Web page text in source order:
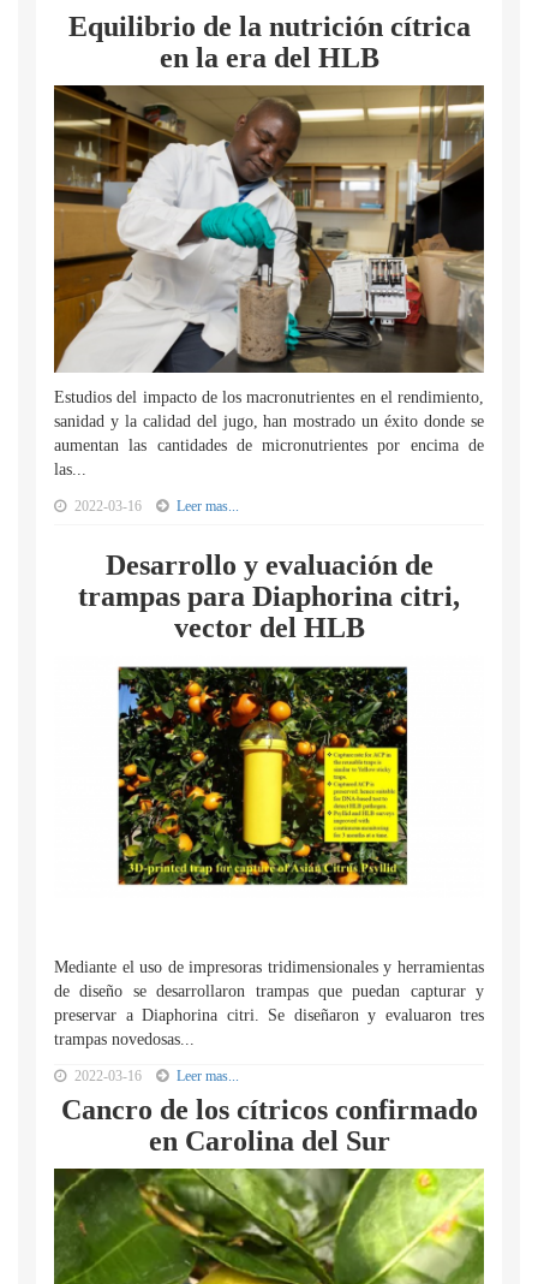
Equilibrio de la nutrición cítrica
en la era del HLB
Estudios del impacto de los macronutrientes en el rendimiento,
sanidad y la calidad del jugo, han mostrado un éxito donde se
aumentan las cantidades de micronutrientes por encima de
las...
2022-03-16 Leer mas...
Desarrollo y evaluación de
trampas para Diaphorina citri,
vector del HLB
Mediante el uso de impresoras tridimensionales y herramientas
de diseño se desarrollaron trampas que puedan capturar y
preservar a Diaphorina citri. Se diseñaron y evaluaron tres
trampas novedosas...
2022-03-16 Leer mas...
Cancro de los cítricos confirmado
en Carolina del Sur